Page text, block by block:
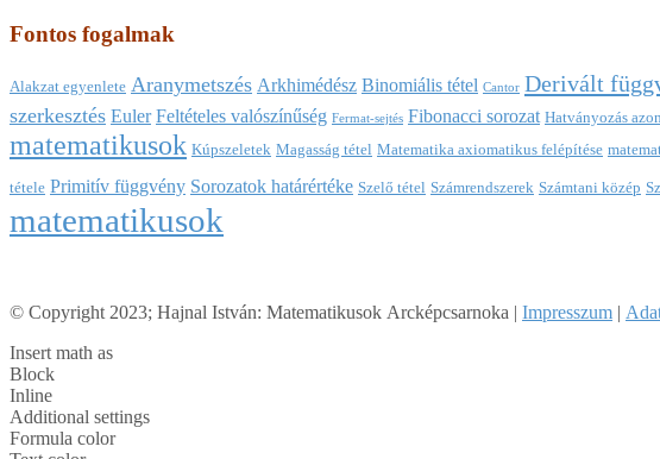
Fontos fogalmak
Alakzat egyenlete Aranymetszés Arkhimédész Binomiális tétel Cantor Derivált
szerkesztés Euler Feltételes valószínűség Fermat-sejtés Fibonacci sorozat Hatványozás
matematikusok Kúpszeletek Magasság tétel Matematika axiomatikus felépítése
tétele Primitív függvény Sorozatok határértéke Szelő tétel Számrendszerek Számtani közép
matematikusok
© Copyright 2023; Hajnal István: Matematikusok Arcképcsarnoka | Impresszum |
Insert math as
Block
Inline
Additional settings
Formula color